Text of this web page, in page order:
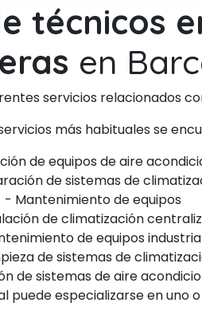
técnicos
en
servicios relacionados
más habituales se
de equipos de aire
de sistemas de
- Mantenimiento de equipos
de climatización
de equipos
de sistemas de
de sistemas de aire
puede especializarse en uno